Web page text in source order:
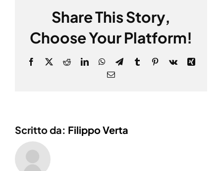
Share This Story,
Choose Your Platform!
Facebook
X RedditLinkedInWhatsApp
TelegramTumblrPinterest
Vk
Xing
Email
Scritto da: Filippo Verta